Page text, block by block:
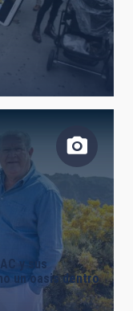
y sus
un oasis dentro